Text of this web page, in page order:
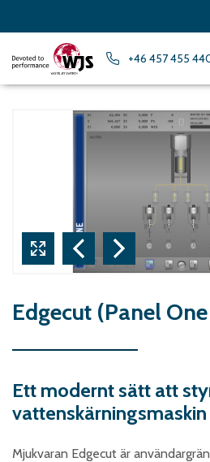
+46 457 455
Edgecut (Panel
Ett modernt sätt att
vattenskärningsmaskin
Mjukvaran Edgecut är
Om